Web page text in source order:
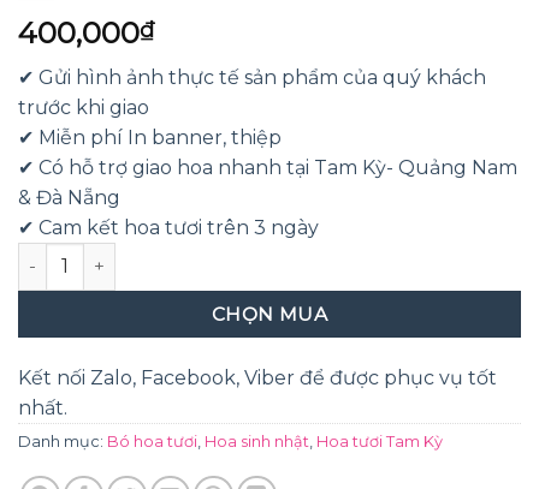
400,000₫
✔ Gửi hình ảnh thực tế sản phẩm của quý khách
trước khi giao
✔ Miễn phí In banner, thiệp
✔ Có hỗ trợ giao hoa nhanh tại Tam Kỳ- Quảng Nam
& Đà Nẵng
✔ Cam kết hoa tươi trên 3 ngày
Thuy chung số lượng
CHỌN MUA
Kết nối Zalo, Facebook, Viber để được phục vụ tốt
nhất.
Danh mục: Bó hoa tươi Hoa sinh nhật Hoa tươi Tam Kỳ